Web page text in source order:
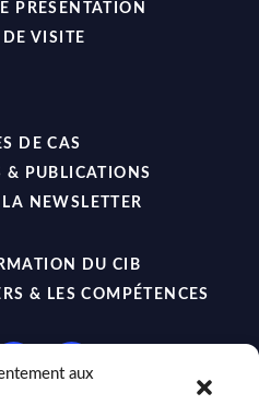
aux
PRÉSENTATION
DE VISITE
DE CAS
& PUBLICATIONS
NEWSLETTER
DU CIB
& LES COMPÉTENCES